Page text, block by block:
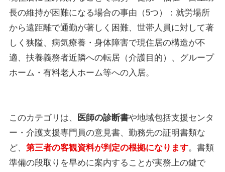
長の維持が困難になる場合の事由（5つ）：就労場所
から遠距離で通勤が著しく困難、世帯人員に対して著
しく狭隘、病気療養・身体障害で現住居の構造が不
適、扶養義務者近隣への転居（介護目的）、グループ
ホーム・有料老人ホーム等への入居。
このカテゴリは、 医師の診断書や地域包括支援センタ
ー・介護支援専門員の意見書、勤務先の証明書類な
ど、 第三者の客観資料が判定の根拠になります。書類
準備の段取りを早めに案内することが実務上の鍵で